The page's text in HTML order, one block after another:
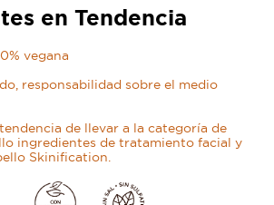
en Tendencia
vegana
responsabilidad sobre el medio
de llevar a la categoría de
ingredientes de tratamiento facial y
Skinification.